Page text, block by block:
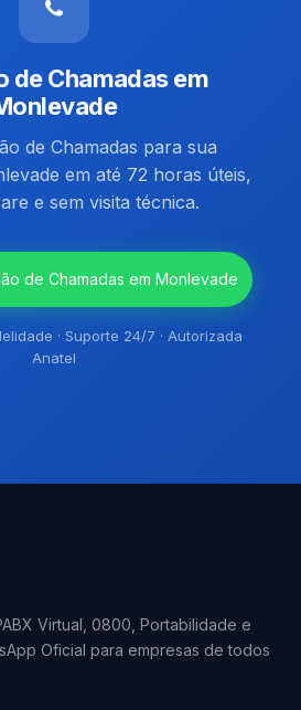
de Chamadas em
de Chamadas para sua
em até 72 horas úteis,
e sem visita técnica.
de Chamadas em Monlevade
· Suporte 24/7 · Autorizada
Anatel
Virtual, 0800, Portabilidade e
Oficial para empresas de todos